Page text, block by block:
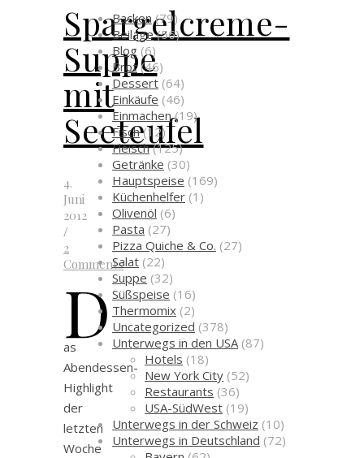
Spargelcreme-
Suppe
mit
Seeteufel
4.
Juni
2012
/
2
Comments
D
as
Abendessen-
Highlight
der
letzten
Woche
Backen(79)
Beilage(56)
Blog (6)
Brot(46)
Dessert (64)
Einkäufe (46)
Einmachen(19)
Fisch(12)
Fleisch(125)
Getränke (30)
Hauptspeise (169)
Küchenhelfer (1)
Olivenöl (6)
Pasta (27)
Pizza Quiche & Co. (27)
Salat (22)
Suppe (32)
Süßspeise (16)
Thermomix (2)
Uncategorized (378)
Unterwegs in den USA(87)
Hotels (18)
New York City (52)
Restaurants (36)
USA-SüdWest (19)
Unterwegs in der Schweiz (10)
Unterwegs in Deutschland (72)